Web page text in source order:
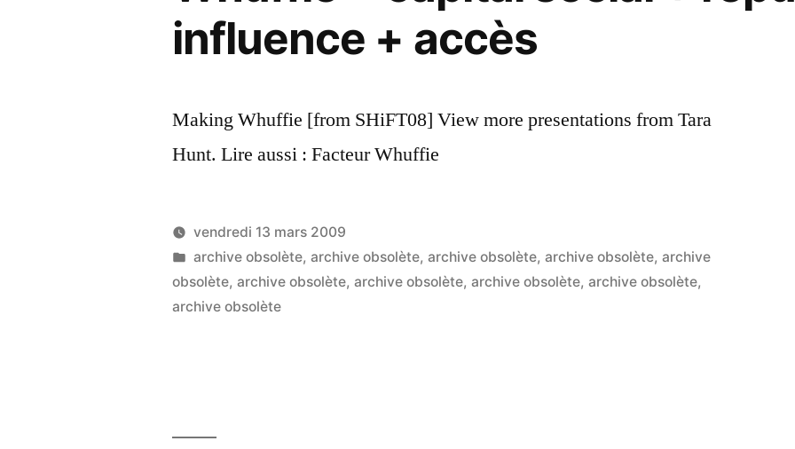
influence + accès
Making Whuffie [from SHiFT08] View more presentations from Tara
Hunt. Lire aussi : Facteur Whuffie
Publié
par
LucL
vendredi 13 mars 2009
Publié
dans
archive obsolète,archive obsolète,archive obsolète,archive obsolète,archive
obsolète,archive obsolète,archive obsolète,archive obsolète,archive obsolète,
archive obsolète